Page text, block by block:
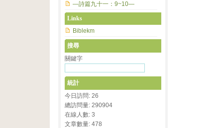
—詩篇九十一：9~10—
Links
Biblekm
搜尋
關鍵字
統計
今日訪問: 26
總訪問量: 290904
在線人數: 3
文章數量: 478